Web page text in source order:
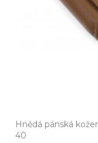
Hnědá pánská
40